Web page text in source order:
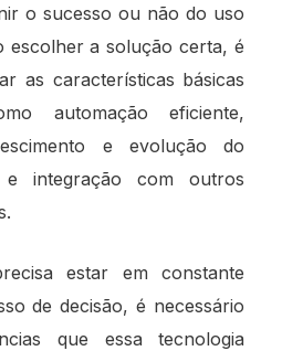
o sucesso ou não do uso
escolher a solução certa, é
as características básicas
automação eficiente,
e evolução do
integração com outros
estar em constante
de decisão, é necessário
que essa tecnologia